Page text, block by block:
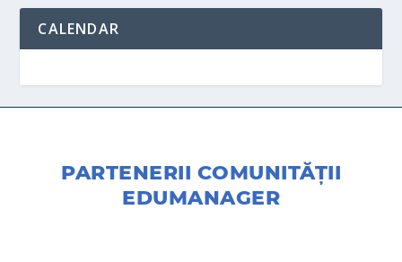
CALENDAR
PARTENERII COMUNITĂŢII
EDUMANAGER